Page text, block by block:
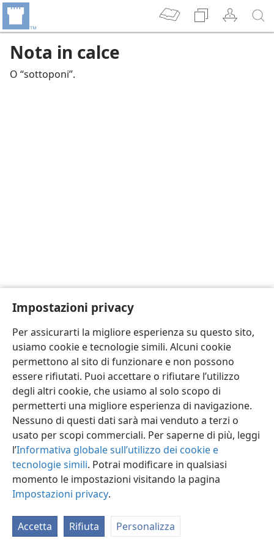
Impostazioni privacy
Per assicurarti la migliore esperienza su questo sito,
usiamo cookie e tecnologie simili. Alcuni cookie
permettono al sito di funzionare e non possono
essere rifiutati. Puoi accettare o rifiutare l’utilizzo
degli altri cookie, che usiamo al solo scopo di
permetterti una migliore esperienza di navigazione.
Nessuno di questi dati sarà mai venduto a terzi o
usato per scopi commerciali. Per saperne di più, leggi
l’Informativa globale sull’utilizzo dei cookie e
tecnologie simili. Potrai modificare in qualsiasi
momento le impostazioni visitando la pagina
Impostazioni privacy.
Accetta Rifiuta Personalizza
Nota in calce
O “sottoponi”.
Italiano
Copyright © 2026 Watch Tower Bible and Tract Society of Pennsylvania
JW.ORG
Accedi